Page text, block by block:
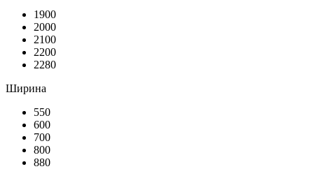
1900
2000
2100
2200
2280
Ширина
550
600
700
800
880